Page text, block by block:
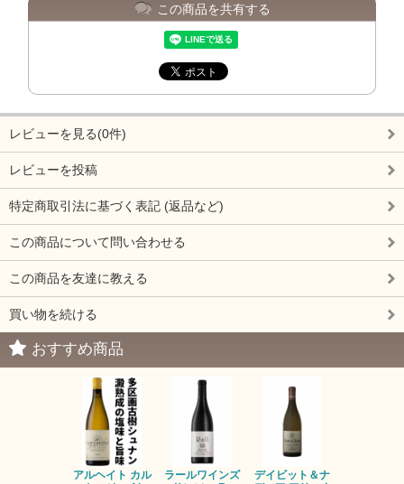
この商品を共有する
レビューを見る(0件)
レビューを投稿
特定商取引法に基づく表記 (返品など)
この商品について問い合わせる
この商品を友達に教える
買い物を続ける
おすすめ商品
アルヘイト カル
ラールワインズ
デイビット＆ナ